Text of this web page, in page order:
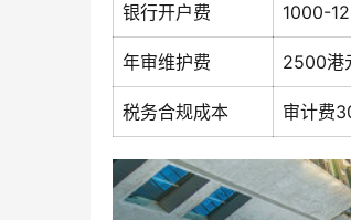
银行开户费 1000-
年审维护费 2500港
税务合规成本 审计费